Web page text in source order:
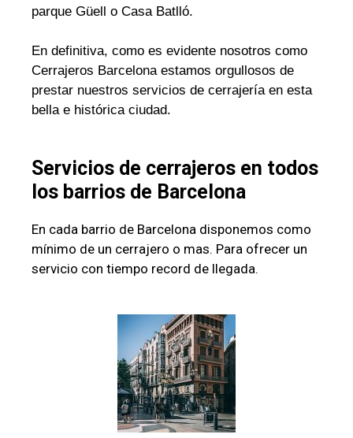
parque Güell o Casa Batlló.
En definitiva, como es evidente nosotros como
Cerrajeros Barcelona estamos orgullosos de
prestar nuestros servicios de cerrajería en esta
bella e histórica ciudad.
Servicios de cerrajeros en todos
los barrios de Barcelona
En cada barrio de Barcelona disponemos como
mínimo de un cerrajero o mas. Para ofrecer un
servicio con tiempo record de llegada.